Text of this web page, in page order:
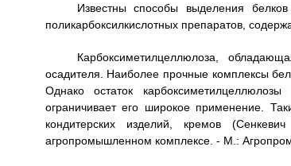
Известны способы выделения
поликарбоксилкислотных препаратов,
Карбоксиметилцеллюлоза,
осадителя. Наиболее прочные комплексы
Однако остаток
ограничивает его широкое применение.
кондитерских изделий, кремов
агропромышленном комплексе. - М.: